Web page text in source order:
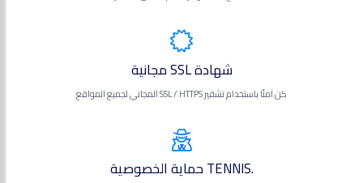
شهادة SSL مجانية
كن آمنًا باستخدام تشفير SSL / HTTPS المجاني لجميع المواقع
.TENNIS حماية الخصوصية